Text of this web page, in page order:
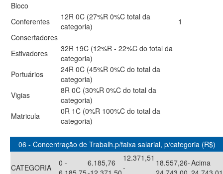
Bloco
Conferentes
12R 0C (27%R 0%C total da
categoria)
1
Consertadores
Estivadores
32R 19C (12%R - 22%C do total da
categoria)
Portuários
24R 0C (45%R 0%C do total da
categoria)
Vigias
8R 0C (30%R 0%C do total da
categoria)
Matricula
0R 1C (0%R 100%C do total da
categoria)
06 - Concentração de Trabalh.p/faixa salarial, p/categoria (R$)
CATEGORIA
0 -
6.185,76
12.371,51
-
18.557,26-Acima